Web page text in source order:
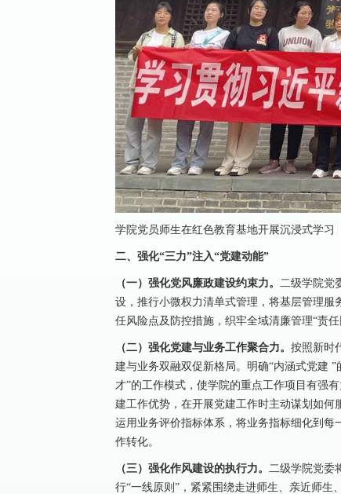
学院党员师生在红色教育基地开展沉浸式学习
二、强化“三力”注入“党建动能”
（一）强化党风廉政建设约束力。
二级学院党
设，推行小微权力清单式管理，将基层管理
任风险点及防控措施，织牢全域清廉管理“责
（二）强化党建与业务工作聚合力。 按照新时
建与业务双融双促新格局。明确“内涵式党建
才”的工作模式，使学院的重点工作项目有强
建工作优势，在开展党建工作时主动谋划如何
运用业务评价指标体系，将业务指标细化到每
作转化。
（三）强化作风建设的执行力。
二级学院党委
行“一线原则”，紧紧围绕走进师生、亲近师